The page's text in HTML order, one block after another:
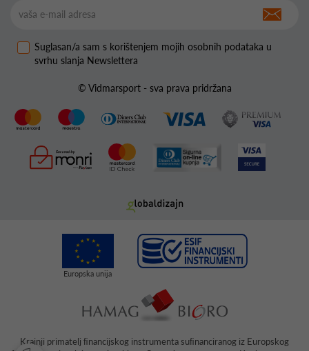
Suglasan/a sam s korištenjem mojih osobnih podataka u
svrhu slanja Newslettera
© Vidmarsport - sva prava pridržana
Krajnji primatelj ﬁnancijskog instrumenta suﬁnanciranog iz Europskog